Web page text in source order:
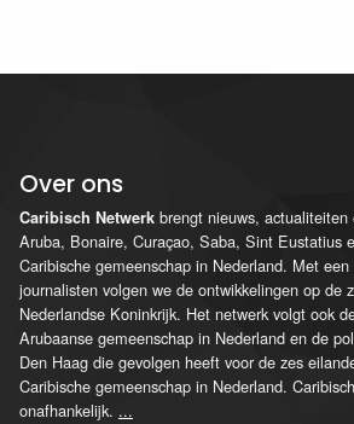
Over ons
Caribisch Netwerk brengt nieuws, actualiteiten
Aruba, Bonaire, Curaçao, Saba, Sint Eustatius
Caribische gemeenschap in Nederland. Met
journalisten volgen we de ontwikkelingen op de
Nederlandse Koninkrijk. Het netwerk volgt ook
Arubaanse gemeenschap in Nederland en de
Den Haag die gevolgen heeft voor de zes
Caribische gemeenschap in Nederland.
onafhankelijk. ...